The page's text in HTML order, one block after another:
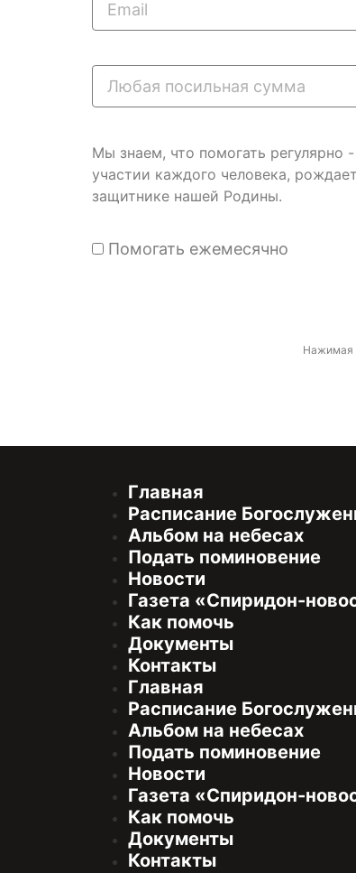
Мы знаем, что помогать
участии каждого человека,
защитнике нашей Родины.
Помогать ежемесячно
Нажимая
Главная
Расписание
Альбом на небесах
Подать поминовение
Новости
Газета «Спиридон-
Как помочь
Документы
Контакты
Главная
Расписание
Альбом на небесах
Подать поминовение
Новости
Газета «Спиридон-
Как помочь
Документы
Контакты